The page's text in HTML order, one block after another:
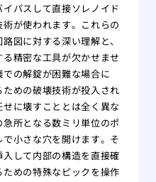
パスして直接ソレノイド
が使われます。これらの
図に対する深い理解と、
精密な工具が欠かせませ
の解錠が困難な場合に
めの破壊技術が投入され
に壊すこととは全く異な
所となる数ミリ単位のポ
小さな穴を開けます。そ
して内部の構造を直接確
めの特殊なピックを操作